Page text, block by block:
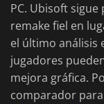
PC. Ubisoft
remake fiel en
el último análisis
jugadores
mejora gráfica.
comparador